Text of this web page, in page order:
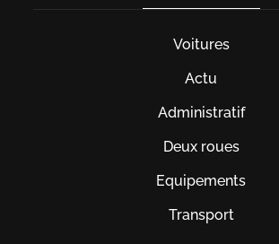
Voitures
Actu
Administratif
Deux roues
Equipements
Transport